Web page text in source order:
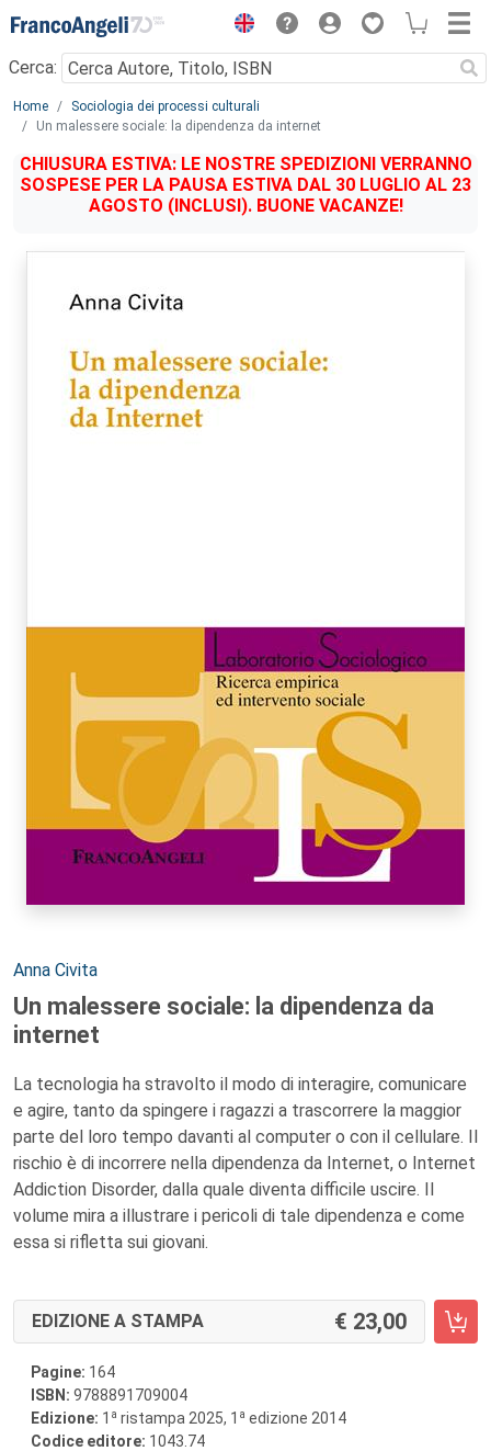
Menu
Cerca:
Main content
Home
Sociologia dei processi culturali
Un malessere sociale: la dipendenza da internet
CHIUSURA ESTIVA: LE NOSTRE SPEDIZIONI VERRANNO
SOSPESE PER LA PAUSA ESTIVA DAL 30 LUGLIO AL 23
AGOSTO (INCLUSI). BUONE VACANZE!
Autori:
Anna Civita
Un malessere sociale: la dipendenza da
internet
La tecnologia ha stravolto il modo di interagire, comunicare
e agire, tanto da spingere i ragazzi a trascorrere la maggior
parte del loro tempo davanti al computer o con il cellulare. Il
rischio è di incorrere nella dipendenza da Internet, o Internet
Addiction Disorder, dalla quale diventa difficile uscire. Il
volume mira a illustrare i pericoli di tale dipendenza e come
essa si rifletta sui giovani.
EDIZIONE A STAMPA 23,00
Pagine: 164
ISBN: 9788891709004
Edizione: 1 a ristampa 2025, 1 a edizione 2014
Codice editore: 1043.74